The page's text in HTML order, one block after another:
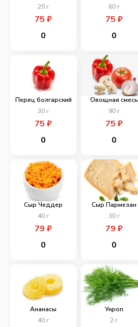
20 г
75₽
0
60г
75 ₽
0
Перец болгарский
30 г
75₽
0
Овощная смесь
90г
75 ₽
0
Сыр Чеддер
40 г
79₽
0
Сыр Пармезан
30г
79 ₽
0
Ананасы
40 г
Укроп
2 г